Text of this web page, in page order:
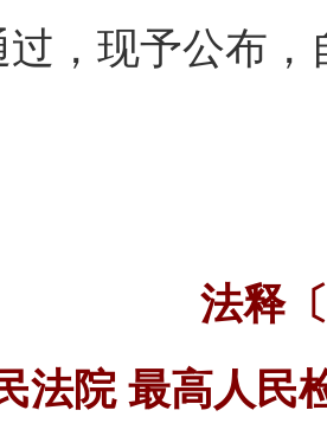
，现予公布
法释
法院 最高人民